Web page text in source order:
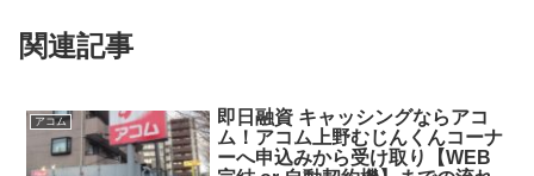
関連記事
アコム
即日融資 キャッシングならアコ
ム！アコム上野むじんくんコーナ
ーへ申込みから受け取り【WEB